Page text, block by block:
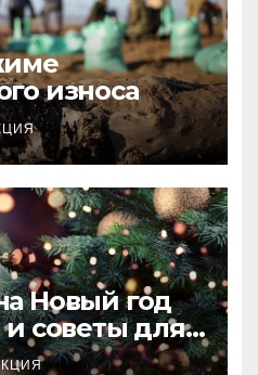
износа
Новый год
советы для